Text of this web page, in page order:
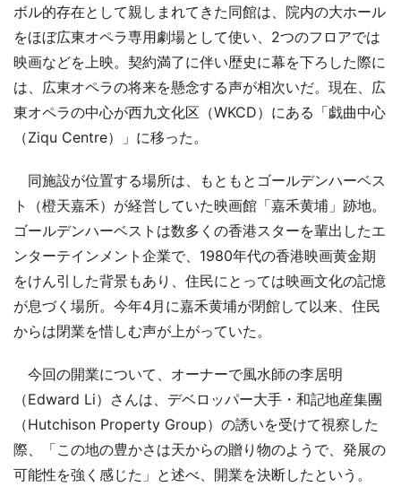
ボル的存在として親しまれてきた同館は、院内の大ホール
をほぼ広東オペラ専用劇場として使い、2つのフロアでは
映画などを上映。契約満了に伴い歴史に幕を下ろした際に
は、広東オペラの将来を懸念する声が相次いだ。現在、広
東オペラの中心が西九文化区（WKCD）にある「戯曲中心
（Ziqu Centre）」に移った。
同施設が位置する場所は、もともとゴールデンハーベス
ト（橙天嘉禾）が経営していた映画館「嘉禾黄埔」跡地。
ゴールデンハーベストは数多くの香港スターを輩出したエ
ンターテインメント企業で、1980年代の香港映画黄金期
をけん引した背景もあり、住民にとっては映画文化の記憶
が息づく場所。今年4月に嘉禾黄埔が閉館して以来、住民
からは閉業を惜しむ声が上がっていた。
今回の開業について、オーナーで風水師の李居明
（Edward Li）さんは、デベロッパー大手・和記地産集團
（Hutchison Property Group）の誘いを受けて視察した
際、「この地の豊かさは天からの贈り物のようで、発展の
可能性を強く感じた」と述べ、開業を決断したという。